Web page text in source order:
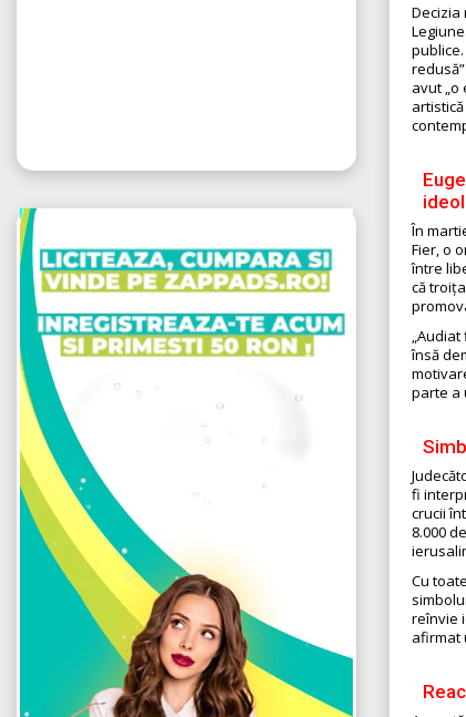
Decizia
avut
În
Fier, o
între
că
însă
parte a
fi
crucii
8.000
Cu
reînvie
afirmat